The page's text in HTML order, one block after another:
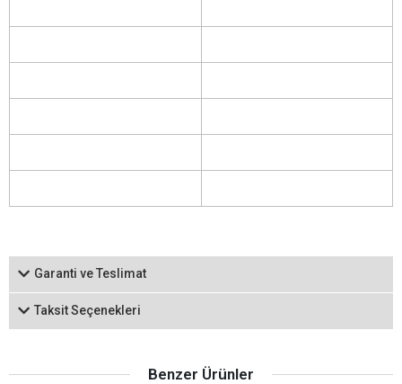
Garanti ve Teslimat
Taksit Seçenekleri
Benzer Ürünler